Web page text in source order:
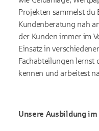
Projekten sammelst du
Kundenberatung nah
der Kunden immer im
Einsatz in
Fachabteilungen lernst
kennen und arbeitest
Unsere Ausbildung